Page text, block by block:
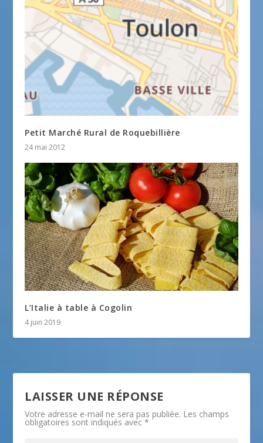
Petit Marché Rural de Roquebillière
24 mai 2012
L’Italie à table à Cogolin
4 juin 2019
LAISSER UNE RÉPONSE
Votre adresse e-mail ne sera pas publiée. Les champs
obligatoires sont indiqués avec*